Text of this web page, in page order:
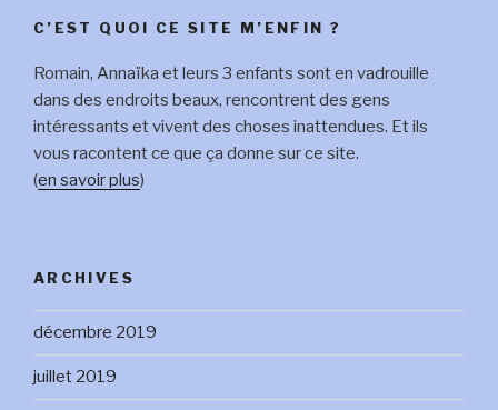
C’EST QUOI CE SITE M’ENFIN ?
Romain, Annaïka et leurs 3 enfants sont en vadrouille
dans des endroits beaux, rencontrent des gens
intéressants et vivent des choses inattendues. Et ils
vous racontent ce que ça donne sur ce site.
(en savoir plus)
ARCHIVES
décembre 2019
juillet 2019